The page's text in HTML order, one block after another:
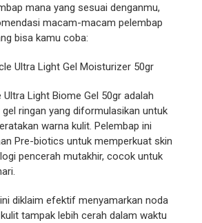
mana yang sesuai denganmu,
macam-macam pelembap
bisa kamu coba:
Ultra Light Gel Moisturizer 50gr
Light Biome Gel 50gr adalah
ringan yang diformulasikan untuk
warna kulit. Pelembap ini
Pre-biotics untuk memperkuat skin
pencerah mutakhir, cocok untuk
ini diklaim efektif menyamarkan noda
tampak lebih cerah dalam waktu